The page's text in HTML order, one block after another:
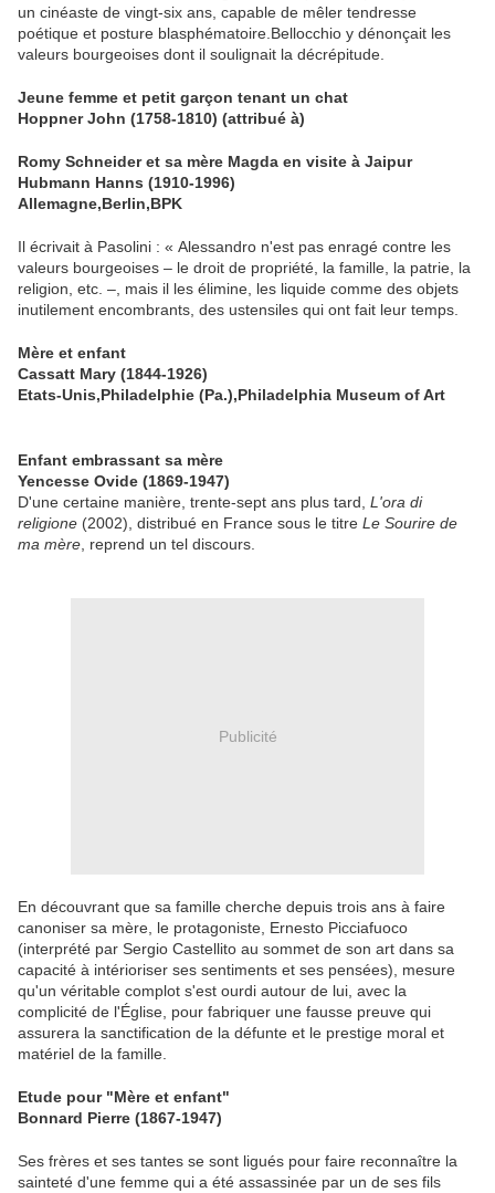
un cinéaste de vingt-six ans, capable de mêler tendresse
poétique et posture blasphématoire.Bellocchio y dénonçait les
valeurs bourgeoises dont il soulignait la décrépitude.
Jeune femme et petit garçon tenant un chat
Hoppner John (1758-1810) (attribué à)
Romy Schneider et sa mère Magda en visite à Jaipur
Hubmann Hanns (1910-1996)
Allemagne,Berlin,BPK
Il écrivait à Pasolini : « Alessandro n'est pas enragé contre les
valeurs bourgeoises – le droit de propriété, la famille, la patrie, la
religion, etc. –, mais il les élimine, les liquide comme des objets
inutilement encombrants, des ustensiles qui ont fait leur temps.
Mère et enfant
Cassatt Mary (1844-1926)
Etats-Unis,Philadelphie (Pa.),Philadelphia Museum of Art
Enfant embrassant sa mère
Yencesse Ovide (1869-1947)
D'une certaine manière, trente-sept ans plus tard, L'ora di
religione (2002), distribué en France sous le titre Le Sourire de
ma mère , reprend un tel discours.
Publicité
En découvrant que sa famille cherche depuis trois ans à faire
canoniser sa mère, le protagoniste, Ernesto Picciafuoco
(interprété par Sergio Castellito au sommet de son art dans sa
capacité à intérioriser ses sentiments et ses pensées), mesure
qu'un véritable complot s'est ourdi autour de lui, avec la
complicité de l'Église, pour fabriquer une fausse preuve qui
assurera la sanctification de la défunte et le prestige moral et
matériel de la famille.
Etude pour "Mère et enfant"
Bonnard Pierre (1867-1947)
Ses frères et ses tantes se sont ligués pour faire reconnaître la
sainteté d'une femme qui a été assassinée par un de ses fils